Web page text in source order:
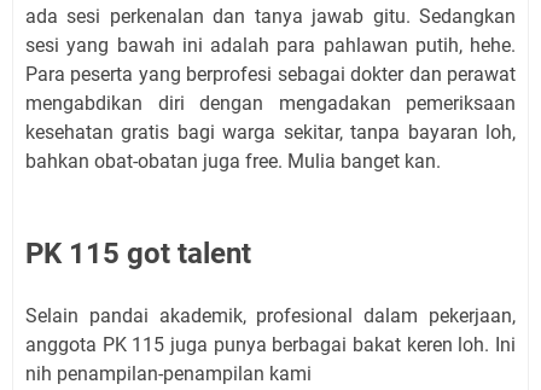
ada sesi perkenalan dan tanya jawab gitu. Sedangkan
sesi yang bawah ini adalah para pahlawan putih, hehe.
Para peserta yang berprofesi sebagai dokter dan perawat
mengabdikan diri dengan mengadakan pemeriksaan
kesehatan gratis bagi warga sekitar, tanpa bayaran loh,
bahkan obat-obatan juga free. Mulia banget kan.
PK 115 got talent
Selain pandai akademik, profesional dalam pekerjaan,
anggota PK 115 juga punya berbagai bakat keren loh. Ini
nih penampilan-penampilan kami